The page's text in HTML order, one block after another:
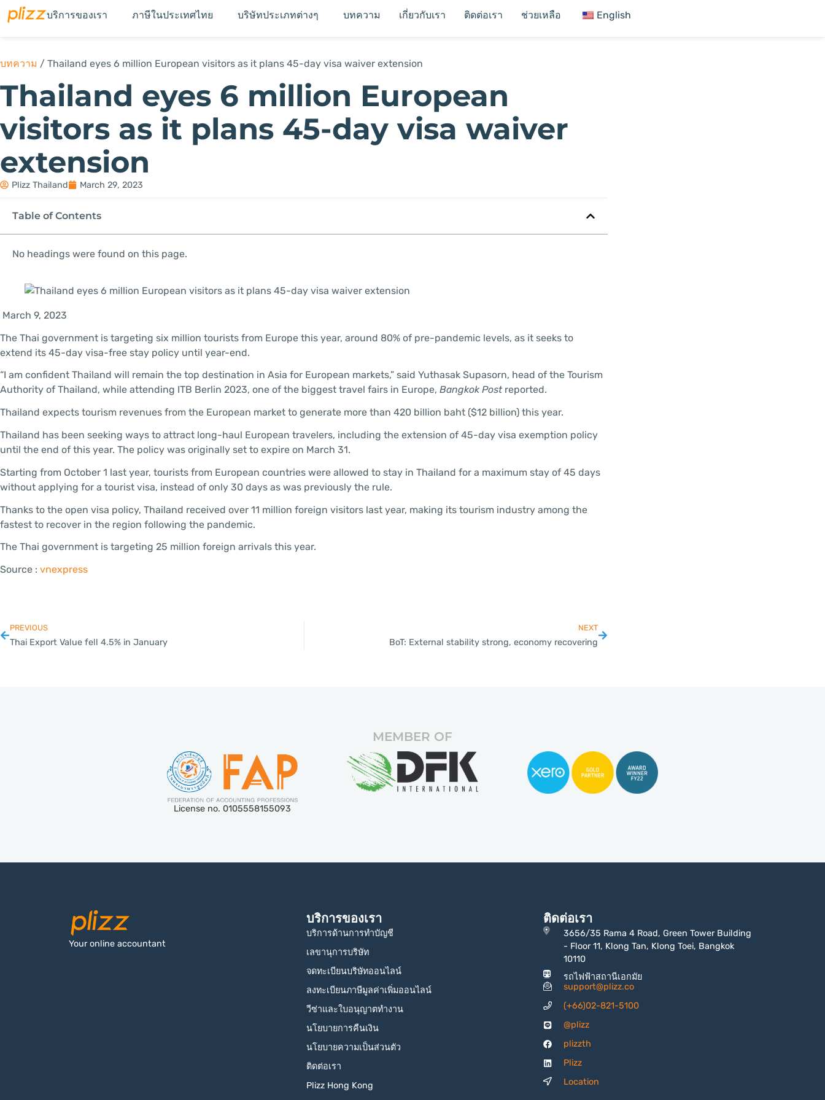
บริการของเรา ภาษีในประเทศไทย บริษัทประเภทต่างๆ บทความ เกี่ยวกับเรา ติดต่อเรา ช่วยเหลือ English
บทความ / Thailand eyes 6 million European visitors as it plans 45-day visa waiver extension
Thailand eyes 6 million European
visitors as it plans 45-day visa waiver
extension
Plizz Thailand March 29, 2023
Table of Contents
No headings were found on this page.
March 9, 2023
The Thai government is targeting six million tourists from Europe this year, around 80% of pre-pandemic levels, as it seeks to
extend its 45-day visa-free stay policy until year-end.
“I am confident Thailand will remain the top destination in Asia for European markets,” said Yuthasak Supasorn, head of the Tourism
Authority of Thailand, while attending ITB Berlin 2023, one of the biggest travel fairs in Europe, Bangkok Postreported.
Thailand expects tourism revenues from the European market to generate more than 420 billion baht ($12 billion) this year.
Thailand has been seeking ways to attract long-haul European travelers, including the extension of 45-day visa exemption policy
until the end of this year. The policy was originally set to expire on March 31.
Starting from October 1 last year, tourists from European countries were allowed to stay in Thailand for a maximum stay of 45 days
without applying for a tourist visa, instead of only 30 days as was previously the rule.
Thanks to the open visa policy, Thailand received over 11 million foreign visitors last year, making its tourism industry among the
fastest to recover in the region following the pandemic.
The Thai government is targeting 25 million foreign arrivals this year.
Source : vnexpress
PREVIOUS
Thai Export Value fell 4.5% in January
NEXT
BoT: External stability strong, economy recovering
MEMBER OF
License no. 0105558155093
Your online accountant
บริการของเรา
บริการด้านการทำบัญชี
เลขานุการบริษัท
จดทะเบียนบริษัทออนไลน์
ลงทะเบียนภาษีมูลค่าเพิ่มออนไลน์
วีซ่าและใบอนุญาตทำงาน
นโยบายการคืนเงิน
นโยบายความเป็นส่วนตัว
ติดต่อเรา
Plizz Hong Kong
ติดต่อเรา
3656/35 Rama 4 Road, Green Tower Building
- Floor 11, Klong Tan, Klong Toei, Bangkok
10110
รถไฟฟ้าสถานีเอกมัย
support@plizz.co
(+66)02-821-5100
@plizz
plizzth
Plizz
Location